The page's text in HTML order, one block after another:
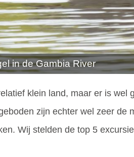
in de Gambia River
klein land, maar er is wel
zijn echter wel zeer de
Wij stelden de top 5